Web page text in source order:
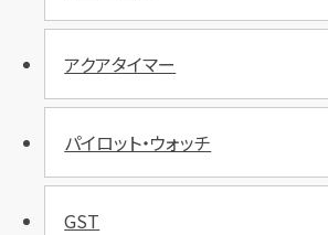
カンタン
アクアタイマー
パイロット・ウォッチ
GST